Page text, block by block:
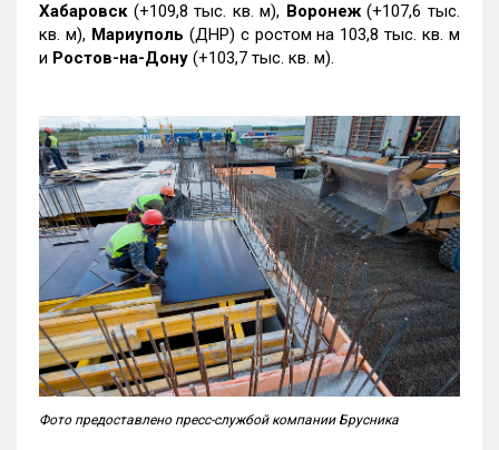
Хабаровск (+109,8 тыс. кв. м), Воронеж(+107,6 тыс.
кв. м), Мариуполь (ДНР) с ростом на 103,8 тыс. кв. м
и Ростов-на-Дону (+103,7 тыс. кв. м).
Фото предоставлено пресс-службой компании Брусника